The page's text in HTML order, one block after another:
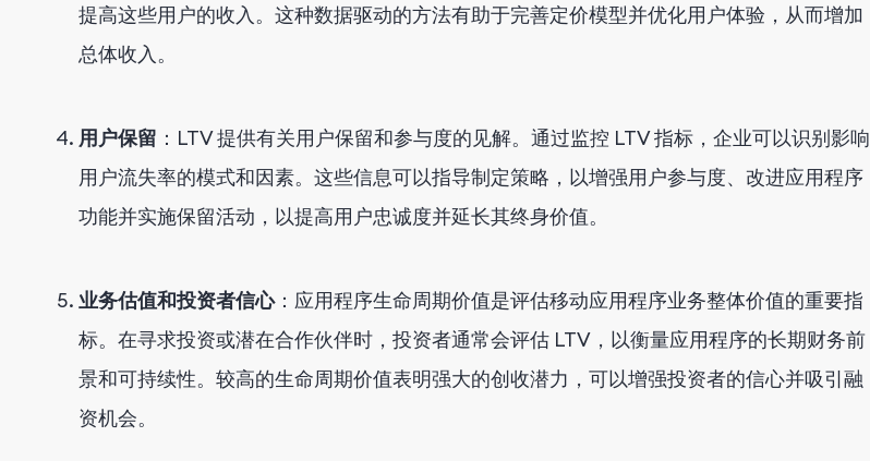
提高这些用户的收入。这种数据驱动的方法有助于完善定价模型并优化用户体验，从而增加
总体收入。
用户保留 ：LTV 提供有关用户保留和参与度的见解。通过监控 LTV 指标，企业可以识别影响
用户流失率的模式和因素。这些信息可以指导制定策略，以增强用户参与度、改进应用程序
功能并实施保留活动，以提高用户忠诚度并延长其终身价值。
业务估值和投资者信心：应用程序生命周期价值是评估移动应用程序业务整体价值的重要指
标。在寻求投资或潜在合作伙伴时，投资者通常会评估 LTV，以衡量应用程序的长期财务前
景和可持续性。较高的生命周期价值表明强大的创收潜力，可以增强投资者的信心并吸引融
资机会。